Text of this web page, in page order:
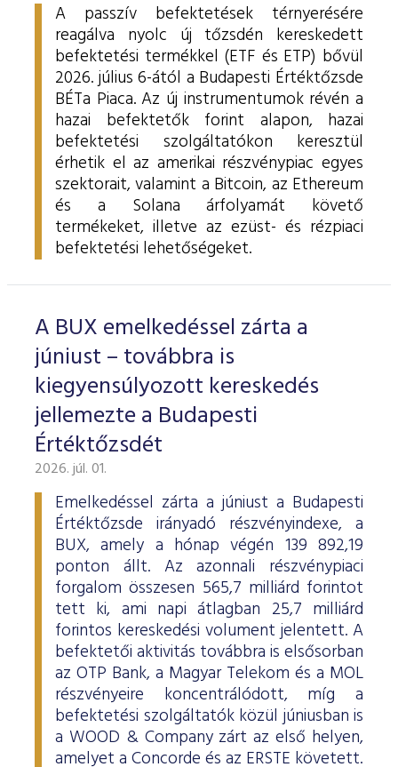
A passzív befektetések térnyerésére
reagálva nyolc új tőzsdén kereskedett
befektetési termékkel (ETF és ETP) bővül
2026. július 6-ától a Budapesti Értéktőzsde
BÉTa Piaca. Az új instrumentumok révén a
hazai befektetők forint alapon, hazai
befektetési szolgáltatókon keresztül
érhetik el az amerikai részvénypiac egyes
szektorait, valamint a Bitcoin, az Ethereum
és a Solana árfolyamát követő
termékeket, illetve az ezüst- és rézpiaci
befektetési lehetőségeket.
A BUX emelkedéssel zárta a
júniust – továbbra is
kiegyensúlyozott kereskedés
jellemezte a Budapesti
Értéktőzsdét
2026. júl. 01.
Emelkedéssel zárta a júniust a Budapesti
Értéktőzsde irányadó részvényindexe, a
BUX, amely a hónap végén 139 892,19
ponton állt. Az azonnali részvénypiaci
forgalom összesen 565,7 milliárd forintot
tett ki, ami napi átlagban 25,7 milliárd
forintos kereskedési volument jelentett. A
befektetői aktivitás továbbra is elsősorban
az OTP Bank, a Magyar Telekom és a MOL
részvényeire koncentrálódott, míg a
befektetési szolgáltatók közül júniusban is
a WOOD & Company zárt az első helyen,
amelyet a Concorde és az ERSTE követett.